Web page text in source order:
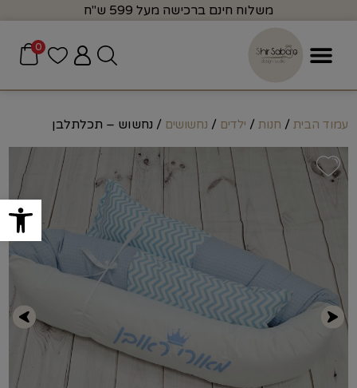
פתח
משלוח חינם ברכישה מעל 599 ש"ח
0
עמוד הבית / חנות / ילדים / נחשושים / נחשוש – תכלתלבן